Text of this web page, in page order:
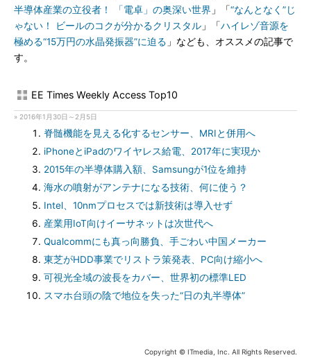
半導体産業の立役者！ 「電卓」の奥深い世界 」「“なんとなく”じ
ゃない！ ビールのコクが分かるクリスタル 」「ハイレゾ音源を
極める“15万円の水晶発振器”に迫る 」なども、オススメの記事で
す。
EE Times Weekly Access Top10
» 2016年1月30日～2月5日
脊髄機能を見える化するセンサー、MRIと併用へ
iPhoneとiPadのワイヤレス給電、2017年に実現か
2015年の半導体購入額、Samsungが1位を維持
海水の噴射がアンテナになる技術、何に使う？
Intel、10nmプロセスでは新技術は導入せず
産業用IoT向けイーサネットは次世代へ
Qualcommにも真っ向勝負、手ごわい中国メーカー
東芝がHDD事業でリストラ策発表、PC向け縮小へ
可視光全域の波長をカバー、世界初の標準LED
スマホ台頭の陰で地位を失った“日の丸半導体”
Copyright © ITmedia, Inc. All Rights Reserved.